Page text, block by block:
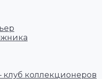
коллекционеров